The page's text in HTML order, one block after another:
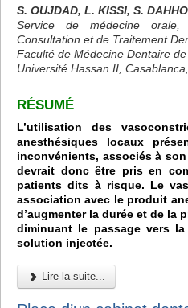
S. OUJDAD, L. KISSI, S.
Service de médecine
Consultation et de Traitement
Faculté de Médecine Dentaire
Université Hassan II,
RÉSUMÉ
L’utilisation des
anesthésiques locaux
inconvénients, associés à
devrait donc être pris en
patients dits à risque. Le
association avec le produit
d’augmenter la durée et de la
diminuant le passage vers
solution injectée.
Lire la suite...